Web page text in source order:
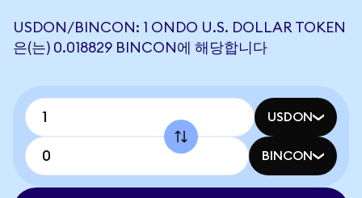
USDON/BINCON: 1 ONDO U.S. DOLLAR TOKEN
은(는) 0.018829 BINCON에 해당합니다
USDON
BINCON